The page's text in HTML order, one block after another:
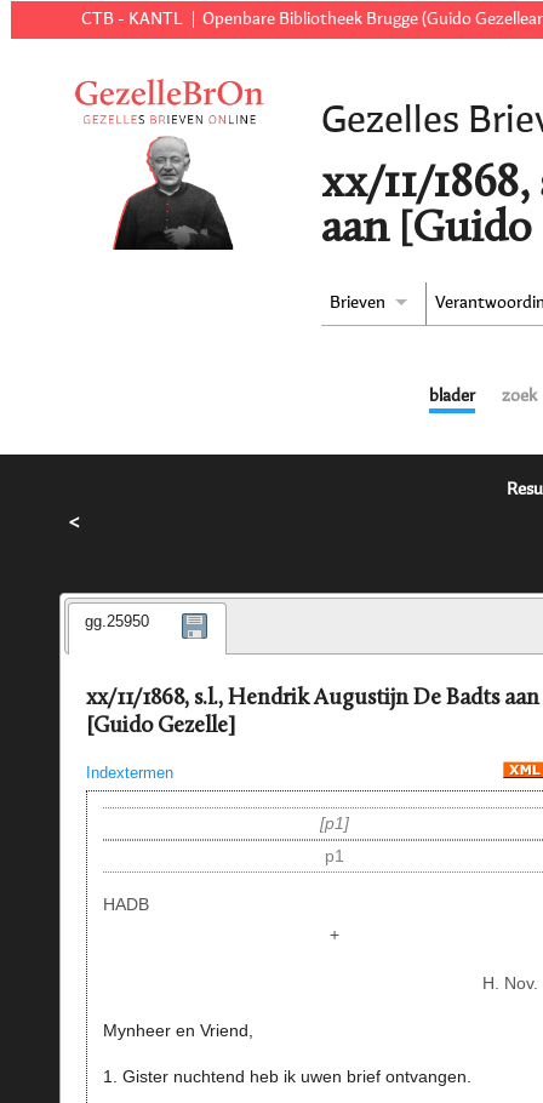
CTB - KANTL Openbare Bibliotheek Brugge (Guido
Gezelles
xx/11/
aan [Guido
Brieven
blader zoek
<
gg.25950
xx/11/1868, s.l., Hendrik Augustijn De Badts aan
[Guido Gezelle]
Indextermen
p1
p1
HADB
+
H. Nov.
Mynheer en Vriend,
1. Gister nuchtend heb ik uwen brief ontvangen.